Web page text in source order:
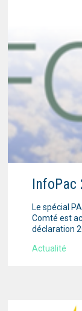
InfoPac
Le spécial
Comté est
déclaration
Actualité